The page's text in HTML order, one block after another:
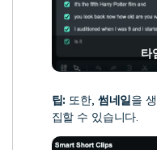
타
팁: 또한, 썸네일을
집할 수 있습니다.